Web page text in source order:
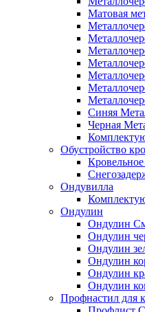
Матовая
Синяя
Черная
Обустройство
Ондувилла
Ондулин
Ондулин
Ондулин
Ондулин
Ондулин
Ондулин
Ондулин
Профнастил для